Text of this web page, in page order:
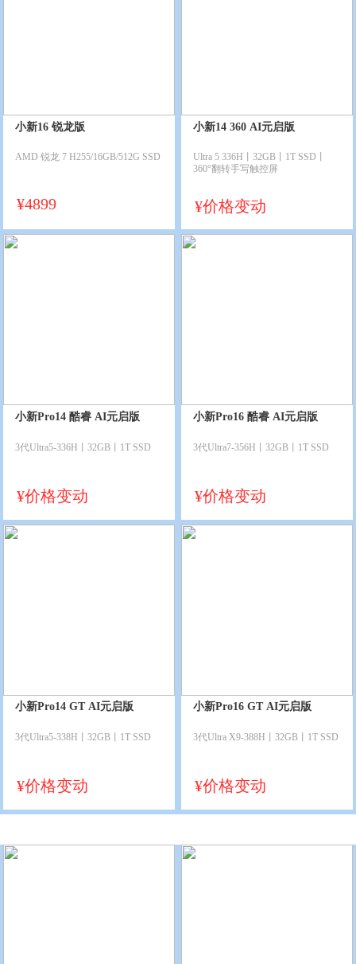
小新16 锐龙版
AMD 锐龙 7 H255/16GB/512G SSD
¥4899
小新14 360 AI元启版
Ultra 5 336H丨32GB丨1T SSD丨
360°翻转手写触控屏
¥价格变动
小新Pro14 酷睿 AI元启版
3代Ultra5-336H丨32GB丨1T SSD
¥价格变动
小新Pro16 酷睿 AI元启版
3代Ultra7-356H丨32GB丨1T SSD
¥价格变动
小新Pro14 GT AI元启版
3代Ultra5-338H丨32GB丨1T SSD
¥价格变动
小新Pro16 GT AI元启版
3代Ultra X9-388H丨32GB丨1T SSD
¥价格变动